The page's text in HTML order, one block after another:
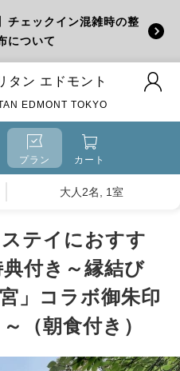
チェックイン混雑時の整
について
タン エドモント
EDMONT TOKYO
プラン カート
大人2名, 1室
テイにおすす
付き～縁結び
」コラボ御朱印
（朝食付き）